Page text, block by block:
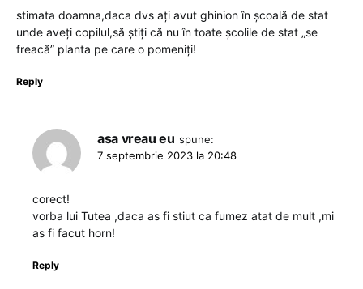
stimata doamna,daca dvs ați avut ghinion în școală de stat
unde aveți copilul,să știți că nu în toate școlile de stat „se
freacă” planta pe care o pomeniți!
Reply
asa vreau eu spune:
7 septembrie 2023 la 20:48
corect!
vorba lui Tutea ,daca as fi stiut ca fumez atat de mult ,mi
as fi facut horn!
Reply